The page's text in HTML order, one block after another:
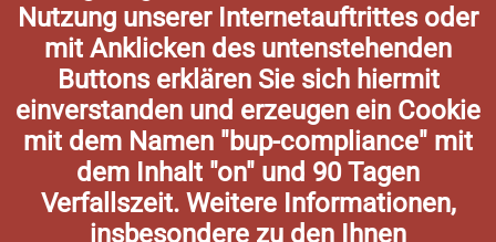
Nutzung unserer Internetauftrittes oder
mit Anklicken des untenstehenden
Buttons erklären Sie sich hiermit
einverstanden und erzeugen ein Cookie
mit dem Namen "bup-compliance" mit
dem Inhalt "on" und 90 Tagen
Verfallszeit. Weitere Informationen,
insbesondere zu den Ihnen